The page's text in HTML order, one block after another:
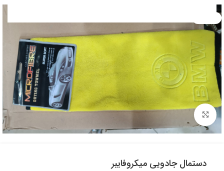
بزرگنمایی تصویر
دستمال جادویی میکروفایبر